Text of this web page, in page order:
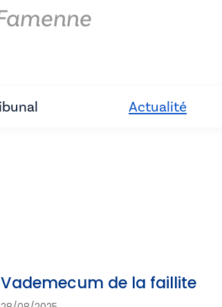
Actualité
Vademecum de la faillite